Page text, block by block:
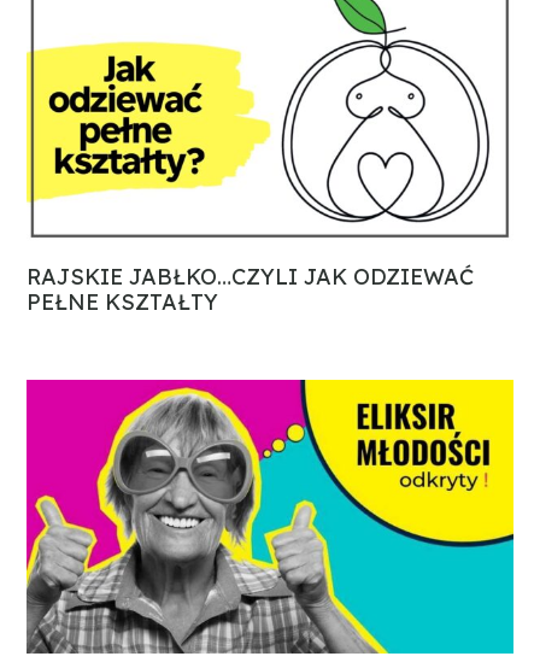
RAJSKIE JABŁKO…CZYLI JAK ODZIEWAĆ
PEŁNE KSZTAŁTY